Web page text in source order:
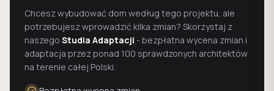
Chcesz wybudować dom według tego projektu, ale
potrzebujesz wprowadzić kilka zmian? Skorzystaj z
naszego Studia Adaptacji - bezpłatna wycena zmian i
adaptacja przez ponad 100 sprawdzonych architektów
na terenie całej Polski.